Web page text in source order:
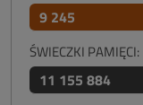
9 245
ŚWIECZKI PAMIĘCI:
11 155 884